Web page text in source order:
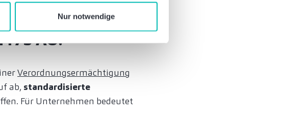
Nur notwendige
oder anpassen müssen.
AO:
Verordnungsermächtigung
ab, standardisierte
Für Unternehmen bedeutet